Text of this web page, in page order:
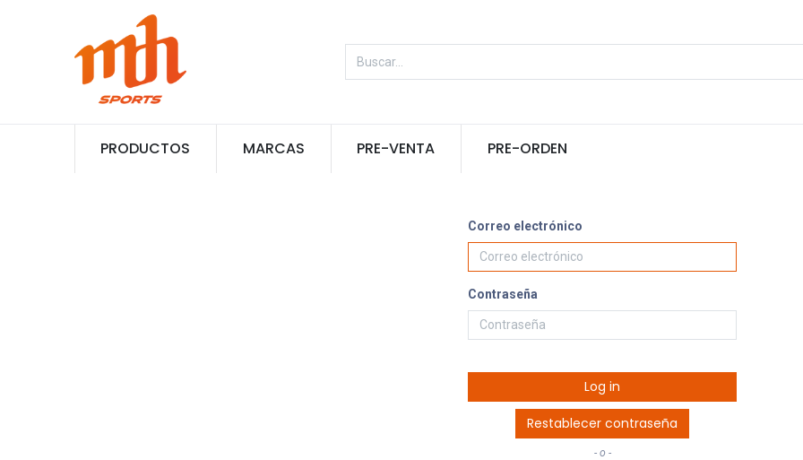
PRODUCTOS MARCAS PRE-VENTA PRE-ORDEN
Correo electrónico
Contraseña
Log in
Restablecer contraseña
- o -